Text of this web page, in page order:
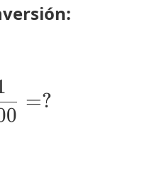
\frac{1}{100}
=?